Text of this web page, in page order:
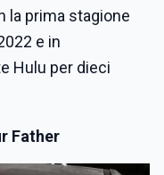
la prima stagione
e in
Hulu per dieci
Father